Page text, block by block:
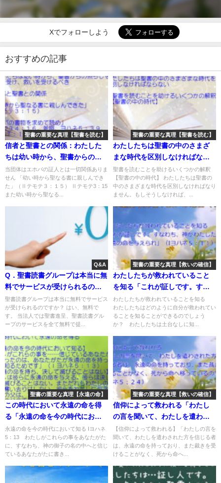
Xでフォローしよう
おすすめの記事
聖書の重要な真理【聖書を読む】
信者と聖書との関係：わたした
ちは幼い時から、聖書からの照
らしを受け、教えを受け、救い
を受けるべき「幼い時から聖な
る書に親しんできた」「エホバ
重要な真理【聖書を読む】(２３)
当団体はエホバの証人とは一切関係ありま
せん 「幼い時から聖なる書に親しんでき
た」（Ⅱテモテ３：１５） Ⅱテモテ3：15
また幼い時から聖なる...
聖書の重要な真理【聖書を読む】
わたしたちは聖書の中のさまざ
まな時代を区別しなければなら
ない：聖書の重要な真理【聖書
を読む】(４８)
聖書を読むことを助けるいくつかの解釈
【聖書の中の時代】 わたしたちは聖書の
中のさまざまな時代を区別しなければなり
ません。もしそうしなければ、...
Q&A
Q．聖書読書グループは本当に無
料でサービスが受けられるので
すか？
聖書読書グループは本当に無料でサービス
が受けられるのですか？ はい、無料で
す。 当法人では聖書進呈、聖書読書グル
ープのサービスを全て無料で提...
聖書の重要な真理【救いの確信】
わたしたちが救われていること
を知る「これが証しです。すな
わち、神がわたしたちに永遠の
命を与えられ」：聖書の重要な
真理【救いの確信】(１２)
わたしたちが救われていることを知る
わたしたちはどのように自分が救われてい
ることを知ることができるのでしょう
か？ わたしたちは土台なしに知...
聖書の重要な真理【永遠の命】
この時代において永遠の命を得
る「永遠の命を今の時代におい
て知る」「永遠の命を持ち、決
して滅びることはない」：聖書
の重要な真理【永遠の命】(４)
永遠の命を今の時代において知る Iヨハネ
5：13 わたしがこれらの事をあなたがた
に、すなわち、神の御子の名の中へと信じ
ているあなたがたに書き...
聖書の重要な真理【救いの確信】
信仰によって救われる「わたし
の言を聞いて、わたしを遣わさ
れた方を信じる者は、永遠の命
を持っており、また裁きを受け
ることがなく、死から命へ移っ
な真理【救いの確信】(４)
【信仰によって救われる】「わたしの言を
聞いて、わたしを遣わされた方を信じる者
は、永遠の命を持っており、また裁きを受
けることがなく、死から命へ...